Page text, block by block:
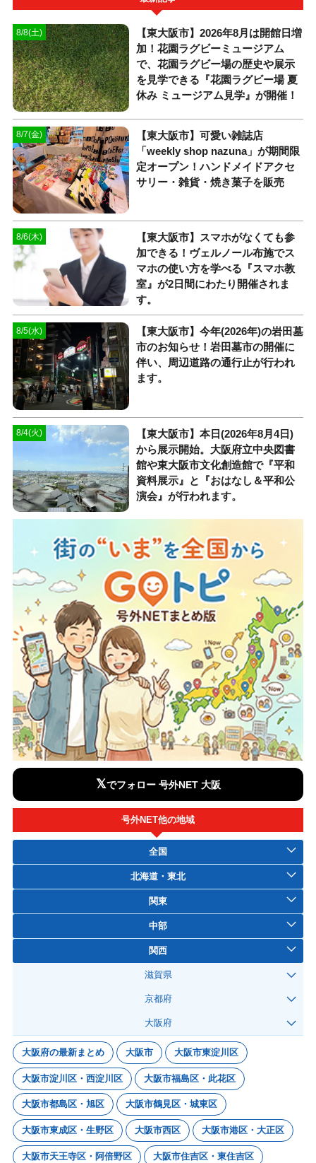
8/8(土)
【東大阪市】2026年8月は開館日増
加！花園ラグビーミュージアム
で、花園ラグビー場の歴史や展示
を見学できる『花園ラグビー場 夏
休み ミュージアム見学』が開催！
8/7(金)
【東大阪市】可愛い雑誌店
「weekly shop nazuna」が期間限
定オープン！ハンドメイドアクセ
サリー・雑貨・焼き菓子を販売
8/6(木)
【東大阪市】スマホがなくても参
加できる！ヴェルノール布施でス
マホの使い方を学べる『スマホ教
室』が2日間にわたり開催されま
す。
8/5(水)
【東大阪市】今年(2026年)の岩田墓
市のお知らせ！岩田墓市の開催に
伴い、周辺道路の通行止が行われ
ます。
8/4(火)
【東大阪市】本日(2026年8月4日)
から展示開始。大阪府立中央図書
館や東大阪市文化創造館で『平和
資料展示』と『おはなし＆平和公
演会』が行われます。
𝕏でフォロー 号外NET 大阪
号外NET他の地域
全国
北海道・東北
関東
中部
関西
滋賀県
京都府
大阪府
大阪府の最新まとめ 大阪市 大阪市東淀川区
大阪市淀川区・西淀川区 大阪市福島区・此花区
大阪市都島区・旭区 大阪市鶴見区・城東区
大阪市東成区・生野区 大阪市西区 大阪市港区・大正区
大阪市天王寺区・阿倍野区 大阪市住吉区・東住吉区